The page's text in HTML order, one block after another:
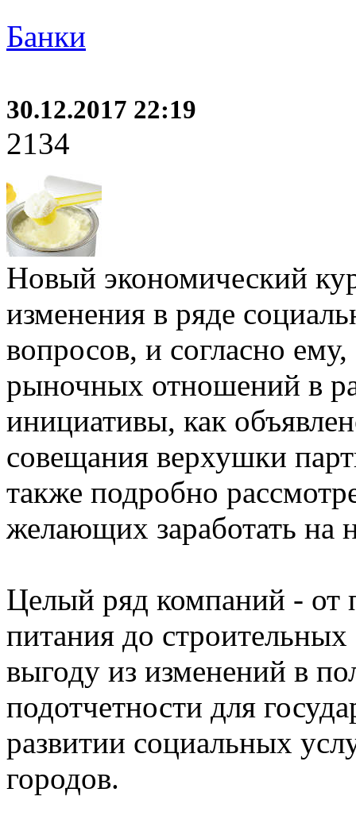
Банки
30.12.2017 22:19
2134
Новый экономический
изменения в ряде
вопросов, и согласно
рыночных отношений в
инициативы, как
совещания верхушки
также подробно
желающих заработать на
Целый ряд компаний - от
питания до
выгоду из изменений в
подотчетности для
развитии социальных
городов.